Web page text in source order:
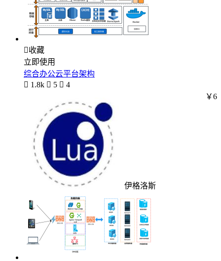
收藏
立即使用
综合办公云平台架构
 1.8k  5  4
伊格洛斯
￥6